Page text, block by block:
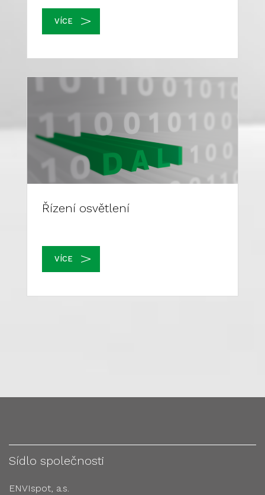
VÍCE
Řízení osvětlení
VÍCE
Sídlo společnosti
ENVIspot, a.s.